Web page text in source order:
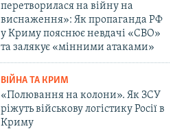
перетворилася на війну на
виснаження»: Як пропаганда РФ
у Криму пояснює невдачі «СВО»
та залякує «мінними атаками»
ВІЙНА ТА КРИМ
«Полювання на колони». Як ЗСУ
ріжуть військову логістику Росії в
Криму